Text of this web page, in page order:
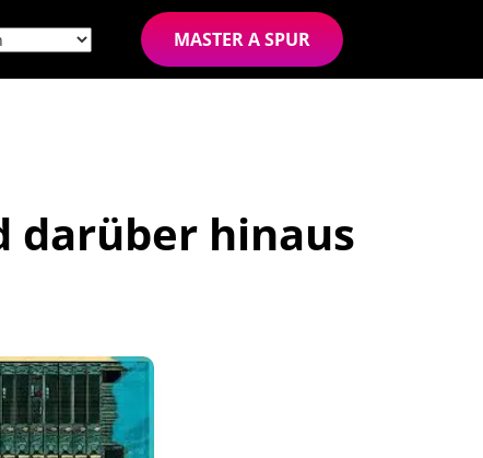
MASTER A SPUR
darüber hinaus